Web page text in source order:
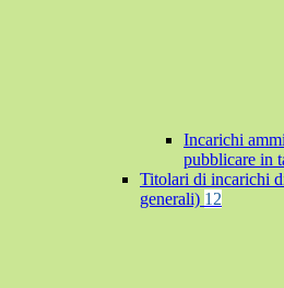
Incarichi
pubblicare in
Titolari di incarichi
generali) 12